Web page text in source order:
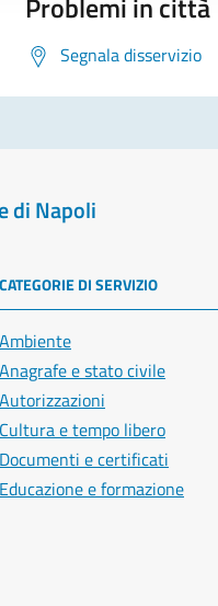
Segnala disservizio
di Napoli
CATEGORIE DI SERVIZIO
Ambiente
Anagrafe e stato civile
Autorizzazioni
Cultura e tempo libero
Documenti e certificati
Educazione e formazione